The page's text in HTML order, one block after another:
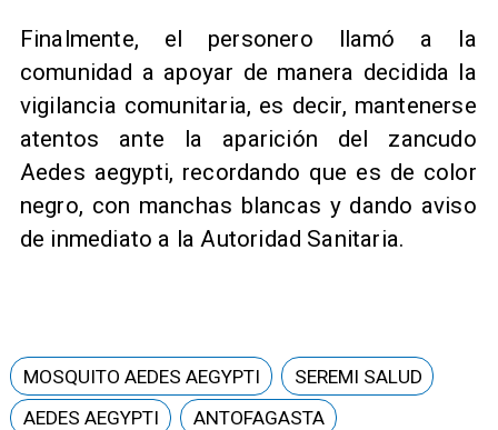
Finalmente, el personero llamó a la
comunidad a apoyar de manera decidida la
vigilancia comunitaria, es decir, mantenerse
atentos ante la aparición del zancudo
Aedes aegypti, recordando que es de color
negro, con manchas blancas y dando aviso
de inmediato a la Autoridad Sanitaria.
MOSQUITO AEDES AEGYPTI
SEREMI SALUD
AEDES AEGYPTI
ANTOFAGASTA